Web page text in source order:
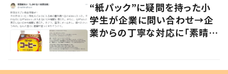
“紙パック”に疑問を持った小
学生が企業に問い合わせ→企
業からの丁寧な対応に「素晴ら